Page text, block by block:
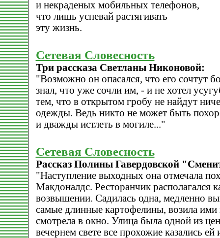
и некраденых мобильных телефонов,
что лишь успевай растягивать
эту жизнь.
Сетевая Словесность
Три рассказа Светланы Никоновой:
"Возможно он опасался, что его сочтут
знал, что уже сочли им, - и не хотел
тем, что в открытом гробу не найдут
одежды. Ведь никто не может быть
и дважды истлеть в могиле..."
Сетевая Словесность
Рассказ Полины Гавердовской
"Наступление выходных она отмечала
Макдоналдс. Ресторанчик располагался
возвышении. Садилась одна, медленно
самые длинные картофелины, возила ими
смотрела в окно. Улица была одной из
вечернем свете все прохожие казались